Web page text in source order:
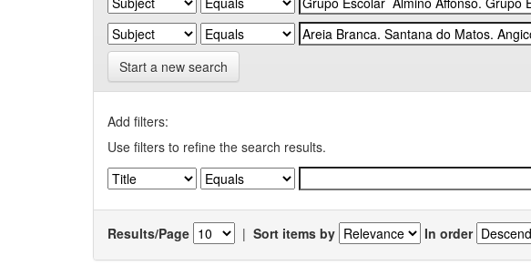
Start a new search
Add filters:
Use filters to refine the search results.
Results/Page | Sort items by In order